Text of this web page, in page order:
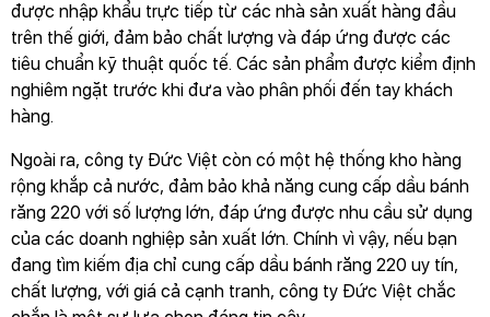
được nhập khẩu trực tiếp từ các nhà sản xuất hàng đầu
trên thế giới, đảm bảo chất lượng và đáp ứng được các
tiêu chuẩn kỹ thuật quốc tế. Các sản phẩm được kiểm định
nghiêm ngặt trước khi đưa vào phân phối đến tay khách
hàng.
Ngoài ra, công ty Đức Việt còn có một hệ thống kho hàng
rộng khắp cả nước, đảm bảo khả năng cung cấp dầu bánh
răng 220 với số lượng lớn, đáp ứng được nhu cầu sử dụng
của các doanh nghiệp sản xuất lớn. Chính vì vậy, nếu bạn
đang tìm kiếm địa chỉ cung cấp dầu bánh răng 220 uy tín,
chất lượng, với giá cả cạnh tranh, công ty Đức Việt chắc